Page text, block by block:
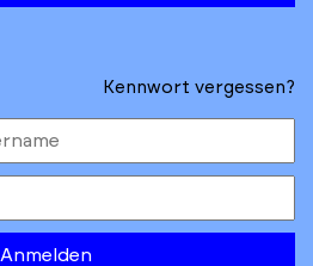
Kennwort vergessen?
Anmelden